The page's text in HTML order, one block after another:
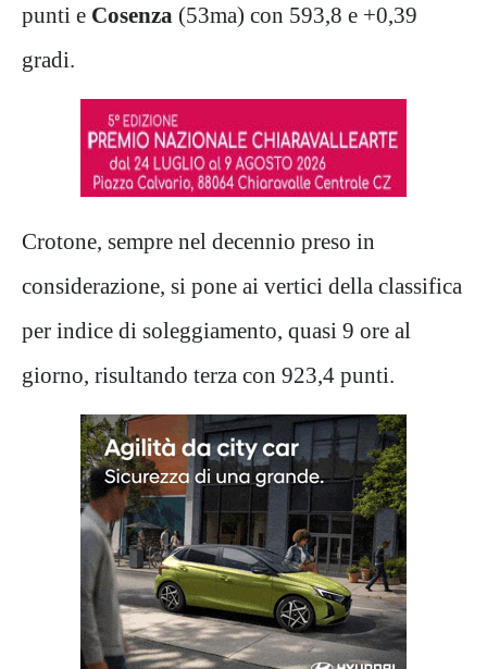
punti e Cosenza (53ma) con 593,8 e +0,39
gradi.
Crotone, sempre nel decennio preso in
considerazione, si pone ai vertici della classifica
per indice di soleggiamento, quasi 9 ore al
giorno, risultando terza con 923,4 punti.